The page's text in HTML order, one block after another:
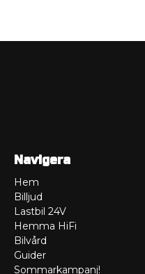
Navigera
Hem
Billjud
Lastbil 24V
Hemma HiFi
Bilvård
Guider
Sommarkampanj!